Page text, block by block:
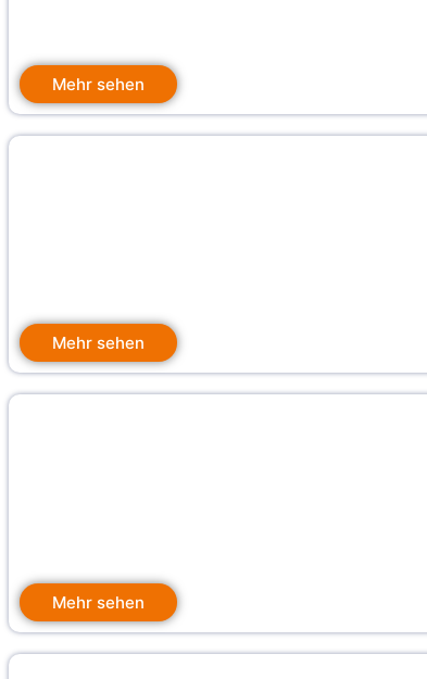
Mehr sehen
Mehr sehen
Mehr sehen